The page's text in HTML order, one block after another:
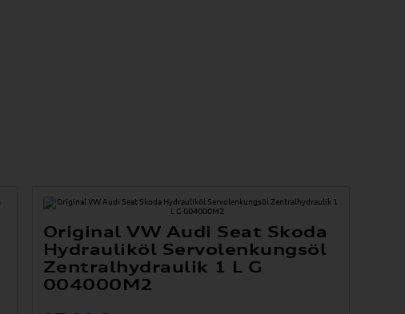
Original VW Audi Seat Skoda
Hydrauliköl Servolenkungsöl
Zentralhydraulik 1 L G
004000M2